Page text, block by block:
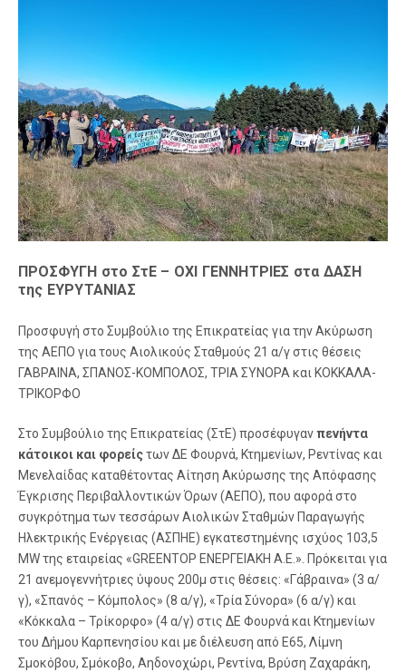
ΠΡΟΣΦΥΓΗ στο ΣτΕ – ΟΧΙ ΓΕΝΝΗΤΡΙΕΣ στα ΔΑΣΗ
της ΕΥΡΥΤΑΝΙΑΣ
Προσφυγή στο Συμβούλιο της Επικρατείας για την Ακύρωση
της ΑΕΠΟ για τους Αιολικούς Σταθμούς 21 α/γ στις θέσεις
ΓΑΒΡΑΙΝΑ, ΣΠΑΝΟΣ-ΚΟΜΠΟΛΟΣ, ΤΡΙΑ ΣΥΝΟΡΑ και ΚΟΚΚΑΛΑ-
ΤΡΙΚΟΡΦΟ
Στο Συμβούλιο της Επικρατείας (ΣτΕ) προσέφυγανπενήντα
κάτοικοι και φορείςτων ΔΕ Φουρνά, Κτημενίων, Ρεντίνας και
Μενελαίδας καταθέτοντας Αίτηση Ακύρωσης της Απόφασης
Έγκρισης Περιβαλλοντικών Όρων (ΑΕΠΟ), που αφορά στο
συγκρότημα των τεσσάρων Αιολικών Σταθμών Παραγωγής
Ηλεκτρικής Ενέργειας (ΑΣΠΗΕ) εγκατεστημένης ισχύος 103,5
MW της εταιρείας «GREENTOP ΕΝΕΡΓΕΙΑΚΗ Α.Ε.». Πρόκειται για
21 ανεμογεννήτριες ύψους 200μ στις θέσεις: «Γάβραινα» (3 α/
γ), «Σπανός – Κόμπολος» (8 α/γ), «Τρία Σύνορα» (6 α/γ) και
«Κόκκαλα – Τρίκορφο» (4 α/γ) στις ΔΕ Φουρνά και Κτημενίων
του Δήμου Καρπενησίου και με διέλευση από Ε65, Λίμνη
Σμοκόβου, Σμόκοβο, Αηδονοχώρι, Ρεντίνα, Βρύση Ζαχαράκη,